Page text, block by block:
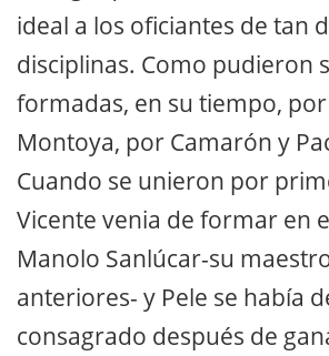
ideal a los oficiantes de tan
disciplinas. Como pudieron
formadas, en su tiempo,
Montoya, por Camarón y
Cuando se unieron por
Vicente venia de formar en
Manolo Sanlúcar-su
anteriores- y Pele se había
consagrado después de